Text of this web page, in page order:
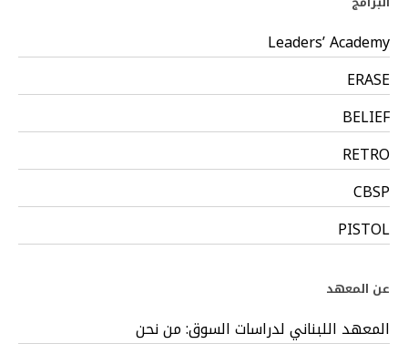
Leaders’ Academy
ERASE
BELIEF
RETRO
CBSP
PISTOL
عن المعهد
المعهد اللبناني لدراسات السوق: من نحن